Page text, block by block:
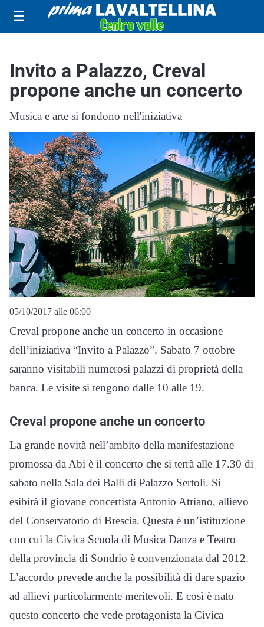
☰
Invito a Palazzo, Creval
propone anche un concerto
Musica e arte si fondono nell'iniziativa
05/10/2017 alle 06:00
Creval propone anche un concerto in occasione
dell’iniziativa “Invito a Palazzo”. Sabato 7 ottobre
saranno visitabili numerosi palazzi di proprietà della
banca. Le visite si tengono dalle 10 alle 19.
Creval propone anche un concerto
La grande novità nell’ambito della manifestazione
promossa da Abi è il concerto che si terrà alle 17.30 di
sabato nella Sala dei Balli di Palazzo Sertoli. Si
esibirà il giovane concertista Antonio Atriano, allievo
del Conservatorio di Brescia. Questa è un’istituzione
con cui la Civica Scuola di Musica Danza e Teatro
della provincia di Sondrio è convenzionata dal 2012.
L’accordo prevede anche la possibilità di dare spazio
ad allievi particolarmente meritevoli. E così è nato
questo concerto che vede protagonista la Civica